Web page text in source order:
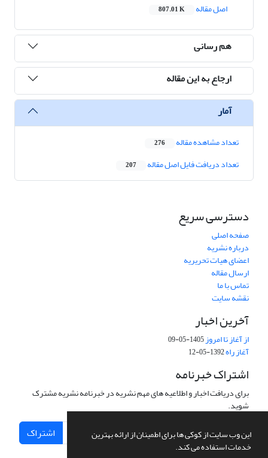
این وب سایت از کوکی ها برای اطمینان از ارائه بهترین
خدمات استفاده می کند.
اصل مقاله
807.01 K
هم رسانی
ارجاع به این مقاله
آمار
تعداد مشاهده مقاله 276
تعداد دریافت فایل اصل مقاله 207
دسترسی سریع
صفحه اصلی
درباره نشریه
اعضای هیات تحریریه
ارسال مقاله
تماس با ما
نقشه سایت
آخرین اخبار
از آغاز تا امروز1405-05-09
آغاز راه1392-05-12
اشتراک خبرنامه
برای دریافت اخبار و اطلاعیه های مهم نشریه در خبرنامه نشریه مشترک
شوید.
اشتراک